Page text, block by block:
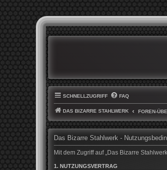
SCHNELLZUGRIFF FAQ
DAS BIZARRE STAHLWERK FOREN-
Das Bizarre Stahlwerk -
Mit dem Zugriff auf „Das Bizarre
1. NUTZUNGSVERTRAG